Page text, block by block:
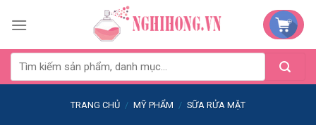
TRANG CHỦ / MỸ PHẨM / SỮA RỬA MẶT